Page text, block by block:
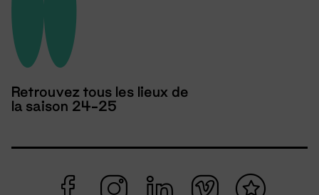
Retrouvez tous les lieux de
la saison 24-25